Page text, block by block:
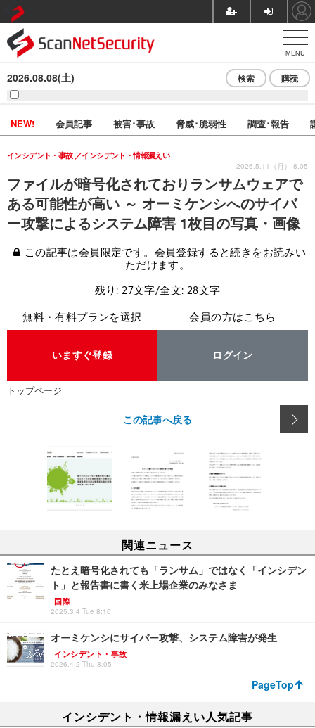
MENU
2026.08.08(土) 検索 購読
NEW! 会員記事 被害･事故 脅威･脆弱性 調査･報告
ファイルが暗号化されておりランサムウェアで
ある可能性が高い ～ オーミケンシへのサイバ
ー攻撃によるシステム障害 1枚目の写真・画像
インシデント・事故 インシデント・情報漏えい
2026.5.11（月） 8:05
この記事は会員限定です。会員登録すると続きをお読みい
ただけます。
残り: 27文字/全文: 28文字
無料・有料プランを選択
いますぐ登録
会員の方はこちら
ログイン
トップページ
この記事へ戻る
関連ニュース
たとえ暗号化されても「ランサム」ではなく「インシデン
ト」と報告書に書く米上場企業のみなさま
国際
2025.3.4 Tue 8:10
オーミケンシにサイバー攻撃、システム障害が発生
インシデント・事故
2026.4.2 Thu 8:05
PageTop
インシデント・情報漏えい人気記事